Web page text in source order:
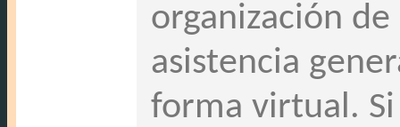
organización
asistencia
forma virtual.